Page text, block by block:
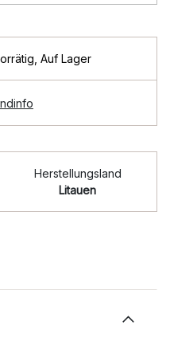
Auf Lager
Herstellungsland
Litauen